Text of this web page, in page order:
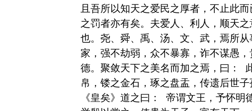
且吾所以知天之爱民之厚者，不止此
之罚者亦有矣。夫爱人、利人，顺天
也。尧、舜、禹、汤、文、武，焉所
家，强不劫弱，众不暴寡，诈不谋愚
德。聚敛天下之美名而加之焉，曰：
帛，镂之金石，琢之盘盂，传遗后世
《皇矣》道之曰： 帝谓文王，予怀